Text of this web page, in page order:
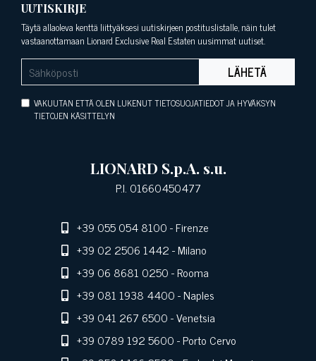
UUTISKIRJE
Täytä allaoleva kenttä liittyäksesi uutiskirjeen postituslistalle, näin tulet
vastaanottamaan Lionard Exclusive Real Estaten uusimmat uutiset.
LÄHETÄ
VAKUUTAN ETTÄ OLEN LUKENUT TIETOSUOJATIEDOT JA HYVÄKSYN
TIETOJEN KÄSITTELYN
LIONARD S.p.A. s.u.
P.I. 01660450477
+39 055 054 8100- Firenze
+39 02 2506 1442- Milano
+39 06 8681 0250- Rooma
+39 081 1938 4400- Naples
+39 041 267 6500- Venetsia
+39 0789 192 5600- Porto Cervo